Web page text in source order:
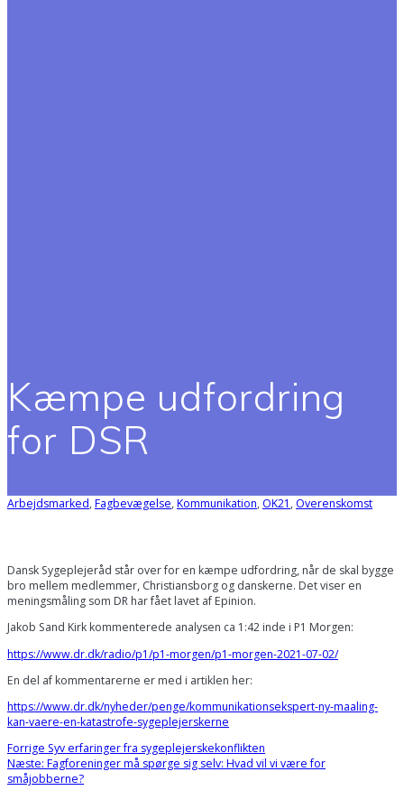
Kæmpe udfordring
for DSR
Arbejdsmarked,Fagbevægelse,Kommunikation, OK21 , Overenskomst
Dansk Sygeplejeråd står over for en kæmpe udfordring, når de skal bygge
bro mellem medlemmer, Christiansborg og danskerne. Det viser en
meningsmåling som DR har fået lavet af Epinion.
Jakob Sand Kirk kommenterede analysen ca 1:42 inde i P1 Morgen:
https://www.dr.dk/radio/p1/p1-morgen/p1-morgen-2021-07-02/
En del af kommentarerne er med i artiklen her:
https://www.dr.dk/nyheder/penge/kommunikationsekspert-ny-maaling-
kan-vaere-en-katastrofe-sygeplejerskerne
Indlægsnavigation
Forrige Forrige
indlæg:
Syv erfaringer fra sygeplejerskekonflikten
Næste: Næste
indlæg:
Fagforeninger må spørge sig selv: Hvad vil vi være for
småjobberne?